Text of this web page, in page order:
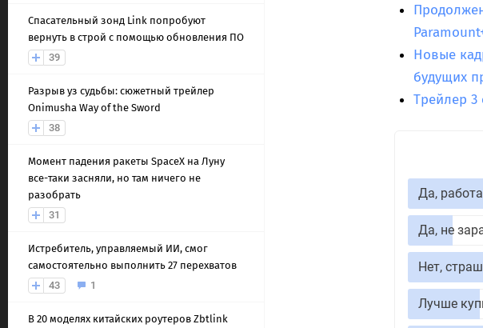
Спасательный зонд Link попробуют
вернуть в строй с помощью обновления ПО
39
Разрыв уз судьбы: сюжетный трейлер
Onimusha Way of the Sword
38
Момент падения ракеты SpaceX на Луну
все-таки засняли, но там ничего не
разобрать
31
Истребитель, управляемый ИИ, смог
самостоятельно выполнить 27 перехватов
43
1
В 20 моделях китайских роутеров Zbtlink
Новые
будущих
Трейлер 3
Да,
Да, не
Нет,
Лучше